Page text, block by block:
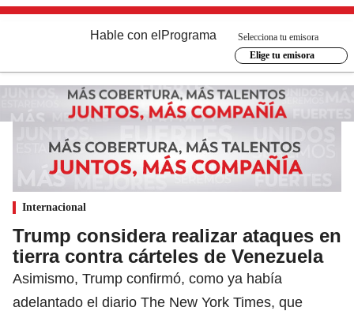
Hable con el Programa
Selecciona tu emisora
Elige tu emisora
Internacional
Trump considera realizar ataques en
tierra contra cárteles de Venezuela
Asimismo, Trump confirmó, como ya había
adelantado el diario The New York Times, que